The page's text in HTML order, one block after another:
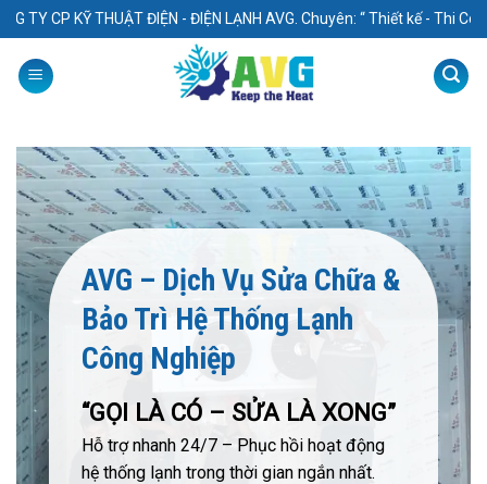
Skip
to
content
CP KỸ THUẬT ĐIỆN - ĐIỆN LẠNH AVG. Chuyên: “ Thiết kế - Thi Công -
AVG – Dịch Vụ Sửa Chữa &
Bảo Trì Hệ Thống Lạnh
Công Nghiệp
“GỌI LÀ CÓ – SỬA LÀ XONG”
Hỗ trợ nhanh 24/7 – Phục hồi hoạt động
hệ thống lạnh trong thời gian ngắn nhất.